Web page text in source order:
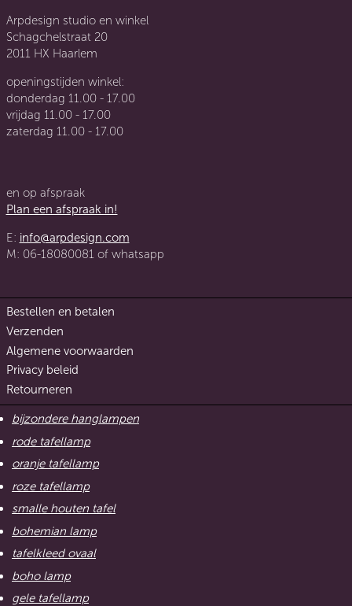
Arpdesign studio en winkel
Schagchelstraat 20
2011 HX Haarlem
openingstijden winkel:
donderdag 11.00 - 17.00
vrijdag 11.00 - 17.00
zaterdag 11.00 - 17.00
en op afspraak
Plan een afspraak in!
E: info@arpdesign.com
M: 06-18080081 of whatsapp
Bestellen en betalen
Verzenden
Algemene voorwaarden
Privacy beleid
Retourneren
bijzondere hanglampen
rode tafellamp
oranje tafellamp
roze tafellamp
smalle houten tafel
bohemian lamp
tafelkleed ovaal
boho lamp
gele tafellamp